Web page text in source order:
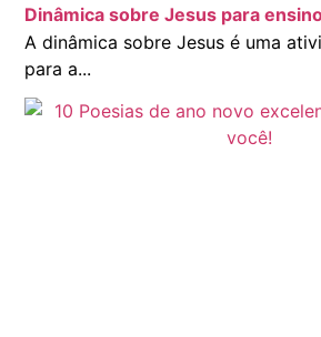
Dinâmica sobre Jesus para
A dinâmica sobre Jesus é uma
para a...